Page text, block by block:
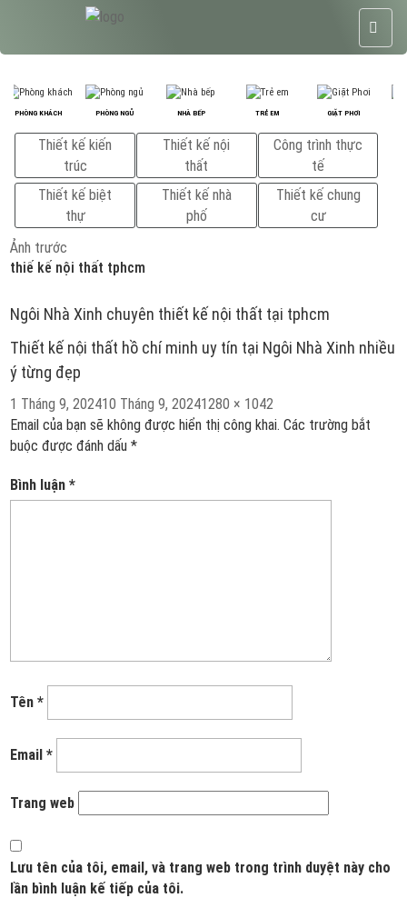
PHÒNG KHÁCH PHÒNG NGỦ NHÀ BẾP TRẺ EM GIẶT PHƠI
Thiết kế kiến
trúc
Thiết kế nội
thất
Công trình thực
tế
Thiết kế biệt
thự
Thiết kế nhà
phố
Thiết kế chung
cư
Ảnh trước
thiế kế nội thất tphcm
Ngôi Nhà Xinh chuyên thiết kế nội thất tại tphcm
Thiết kế nội thất hồ chí minh uy tín tại Ngôi Nhà Xinh nhiều
ý từng đẹp
Đăng
vào
ngày
1 Tháng 9, 202410 Tháng 9, 2024Kích
cỡ
1280 × 1042
Email của bạn sẽ không được hiển thị công khai. Các trường bắt
buộc được đánh dấu*
Bình luận*
Tên*
Email*
Trang web
Lưu tên của tôi, email, và trang web trong trình duyệt này cho
lần bình luận kế tiếp của tôi.